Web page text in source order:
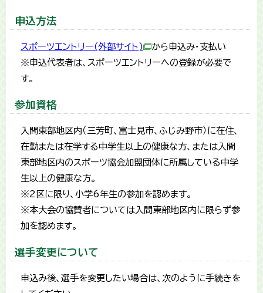
申込方法
スポーツエントリー(外部サイト)
から申込み・支払い
※申込代表者は、スポーツエントリーへの登録が必要で
す。
参加資格
入間東部地区内（三芳町、富士見市、ふじみ野市）に在住、
在勤または在学する中学生以上の健康な方、または入間
東部地区内のスポーツ協会加盟団体に所属している中学
生以上の健康な方。
※2区に限り、小学6年生の参加を認めます。
※本大会の協賛者については入間東部地区内に限らず参
加を認めます。
選手変更について
申込み後、選手を変更したい場合は、次のように手続きを